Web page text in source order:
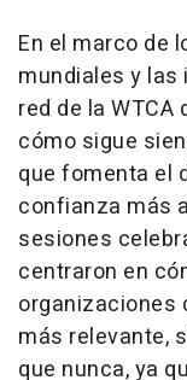
En el marco de
mundiales y
red de la WTCA
cómo sigue
que fomenta el
confianza más
sesiones
centraron en
organizaciones
más relevante,
que nunca, ya